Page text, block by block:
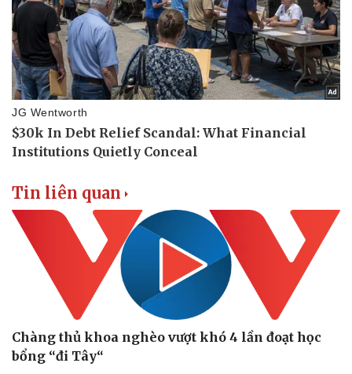
Tin liên quan
Chàng thủ khoa nghèo vượt khó 4 lần đoạt học
bổng “đi Tây“